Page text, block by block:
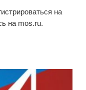
на
на mos.ru.